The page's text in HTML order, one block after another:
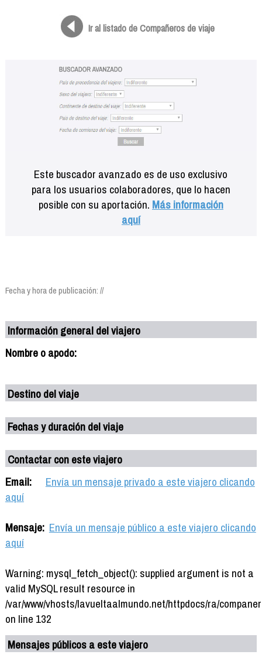
Ir al listado de Compañeros de viaje
Este buscador avanzado es de uso exclusivo
para los usuarios colaboradores, que lo hacen
posible con su aportación. Más información
aquí
Fecha y hora de publicación: //
Información general del viajero
Nombre o apodo:
Destino del viaje
Fechas y duración del viaje
Contactar con este viajero
Email:
Envía un mensaje privado a este viajero clicando
aquí
Mensaje: Envía un mensaje público a este viajero clicando
aquí
Warning: mysql_fetch_object(): supplied argument is not a
valid MySQL result resource in
/var/www/vhosts/lavueltaalmundo.net/httpdocs/ra/
on line 132
Mensajes públicos a este viajero